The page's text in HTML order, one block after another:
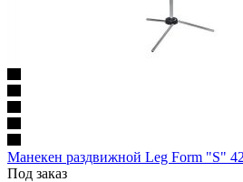
Манекен раздвижной Leg Form "S"
Под заказ